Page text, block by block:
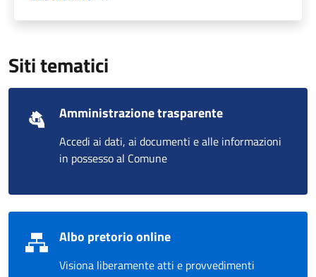
Siti tematici
Amministrazione trasparente
Accedi ai dati, ai documenti e alle informazioni
in possesso al Comune
Albo pretorio online
Visiona liberamente atti e provvedimenti